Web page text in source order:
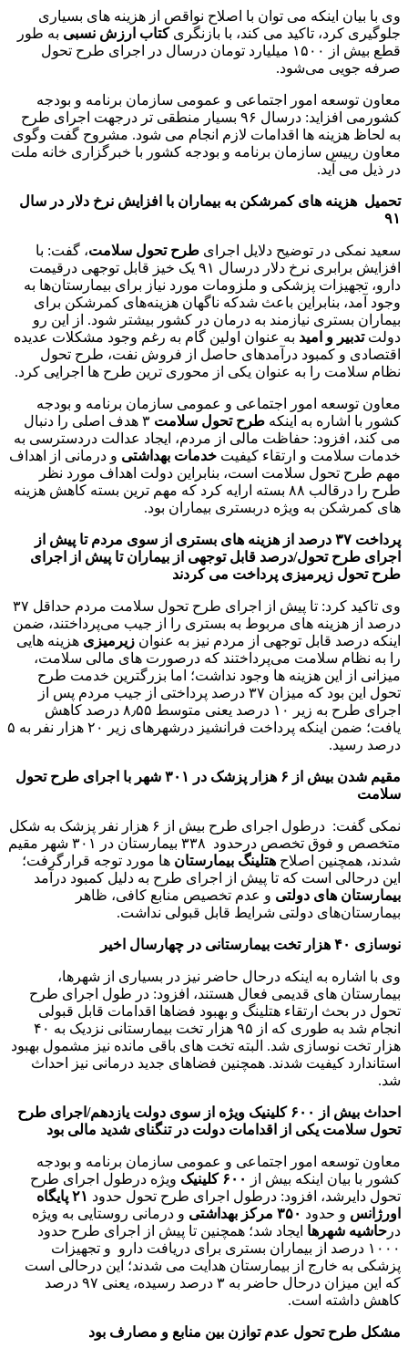
وی با بیان اینکه می توان با اصلاح نواقص از هزینه های بسیاری
جلوگیری کرد، تاکید می کند، با بازنگریکتاب ارزش نسبی به طور
قطع بیش از ۱۵۰۰ میلیارد تومان درسال در اجرای طرح تحول
صرفه جویی می‌شود.
معاون توسعه امور اجتماعی و عمومی سازمان برنامه و بودجه
کشورمی افزاید: درسال ۹۶ بسیار منطقی تر درجهت اجرای طرح
به لحاظ هزینه ها اقدامات لازم انجام می شود. مشروح گفت وگوی
معاون رییس سازمان برنامه و بودجه کشور با خبرگزاری خانه ملت
در ذیل می آید.
تحمیل هزینه های کمرشکن به بیماران با افزایش نرخ دلار در سال
۹۱
سعید نمکی در توضیح دلایل اجرای طرح تحول سلامت، گفت: با
افزایش برابری نرخ دلار درسال ۹۱ یک خیز قابل توجهی درقیمت
دارو، تجهیزات پزشکی و ملزومات مورد نیاز برای بیمارستان‌ها به
وجود آمد، بنابراین باعث شدکه ناگهان هزینه‌های کمرشکن برای
بیماران بستری نیازمند به درمان در کشور بیشتر شود. از این رو
دولت تدبیر و امید به عنوان اولین گام به رغم وجود مشکلات عدیده
اقتصادی و کمبود درآمدهای حاصل از فروش نفت، طرح تحول
نظام سلامت را به عنوان یکی از محوری ترین طرح ها اجرایی کرد.
معاون توسعه امور اجتماعی و عمومی سازمان برنامه و بودجه
کشور با اشاره به اینکه طرح تحول سلامت
۳ هدف اصلی را دنبال
می کند، افزود: حفاظت مالی از مردم، ایجاد عدالت دردسترسی به
خدمات سلامت و ارتقاء کیفیت خدمات بهداشتی و درمانی از اهداف
مهم طرح تحول سلامت است، بنابراین دولت اهداف مورد نظر
طرح را درقالب ۸۸ بسته ارایه کرد که مهم ترین بسته کاهش هزینه
های کمرشکن به ویژه دربستری بیماران بود.
پرداخت ۳۷ درصد از هزینه های بستری از سوی مردم تا پیش از
اجرای طرح تحول/درصد قابل توجهی از بیماران تا پیش از اجرای
طرح تحول زیرمیزی پرداخت می کردند
وی تاکید کرد: تا پیش از اجرای طرح تحول سلامت مردم حداقل ۳۷
درصد از هزینه های مربوط به بستری را از جیب می‌پرداختند، ضمن
اینکه درصد قابل توجهی از مردم نیز به عنوان زیرمیزی هزینه هایی
را به نظام سلامت می‌پرداختند که درصورت های مالی سلامت،
میزانی از این هزینه ها وجود نداشت؛ اما بزرگترین خدمت طرح
تحول این بود که میزان ۳۷ درصد پرداختی از جیب مردم پس از
اجرای طرح به زیر ۱۰ درصد یعنی متوسط ۸٫۵۵ درصد کاهش
یافت؛ ضمن اینکه پرداخت فرانشیز درشهرهای زیر ۲۰ هزار نفر به ۵
درصد رسید.
مقیم شدن بیش از ۶ هزار پزشک در ۳۰۱ شهر با اجرای طرح تحول
سلامت
نمکی گفت: درطول اجرای طرح بیش از ۶ هزار نفر پزشک به شکل
متخصص و فوق تخصص درحدود ۳۳۸ بیمارستان در ۳۰۱ شهر مقیم
شدند، همچنین اصلاح هتلینگ بیمارستان ها مورد توجه قرارگرفت؛
این درحالی است که تا پیش از اجرای طرح به دلیل کمبود درآمد
بیمارستان های دولتی و عدم تخصیص منابع کافی، ظاهر
بیمارستان‌های دولتی شرایط قابل قبولی نداشت.
نوسازی ۴۰ هزار تخت بیمارستانی در چهارسال اخیر
وی با اشاره به اینکه درحال حاضر نیز در بسیاری از شهرها،
بیمارستان های قدیمی فعال هستند، افزود: در طول اجرای طرح
تحول در بحث ارتقاء هتلینگ و بهبود فضاها اقدامات قابل قبولی
انجام شد به طوری که از ۹۵ هزار تخت بیمارستانی نزدیک به ۴۰
هزار تخت نوسازی شد. البته تخت های باقی مانده نیز مشمول بهبود
استاندارد کیفیت شدند. همچنین فضاهای جدید درمانی نیز احداث
شد.
احداث بیش از ۶۰۰ کلینیک ویژه از سوی دولت یازدهم/اجرای طرح
تحول سلامت یکی از اقدامات دولت در تنگنای شدید مالی بود
معاون توسعه امور اجتماعی و عمومی سازمان برنامه و بودجه
کشور با بیان اینکه بیش از
۶۰۰ کلینیک
ویژه درطول اجرای طرح
تحول دایرشد، افزود: درطول اجرای طرح تحول حدود
۲۱ پایگاه
اورژانس و حدود ۳۵۰ مرکز بهداشتی
و درمانی روستایی به ویژه
در حاشیه شهرها ایجاد شد؛ همچنین تا پیش از اجرای طرح حدود
۱۰۰۰ درصد از بیماران بستری برای دریافت دارو و تجهیزات
پزشکی به خارج از بیمارستان هدایت می شدند؛ این درحالی است
که این میزان درحال حاضر به ۳ درصد رسیده، یعنی ۹۷ درصد
کاهش داشته است.
مشکل طرح تحول عدم توازن بین منابع و مصارف بود